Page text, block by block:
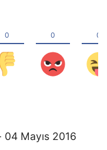
04 Mayıs 2016